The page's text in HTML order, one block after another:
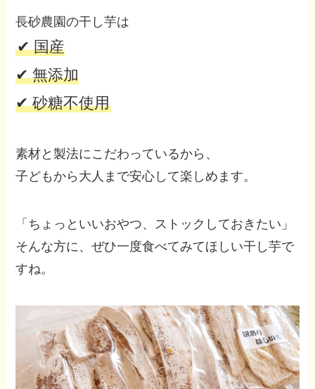
長砂農園の干し芋は
✔ 国産
✔ 無添加
✔ 砂糖不使用
素材と製法にこだわっているから、
子どもから大人まで安心して楽しめます。
「ちょっといいおやつ、ストックしておきたい」
そんな方に、ぜひ一度食べてみてほしい干し芋で
すね。